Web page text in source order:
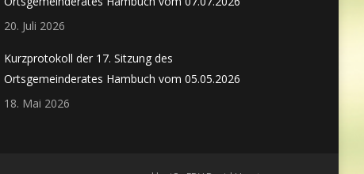
20. Juli 2026
Kurzprotokoll der 17. Sitzung des
Ortsgemeinderates Hambuch vom 05.05.2026
18. Mai 2026